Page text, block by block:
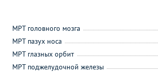
МРТ головного мозга
МРТ пазух носа
МРТ глазных орбит
МРТ поджелудочной железы